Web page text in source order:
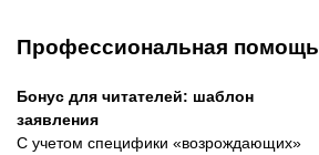
Профессиональная помощь
Бонус для читателей: шаблон
заявления
С учетом специфики «возрождающих»